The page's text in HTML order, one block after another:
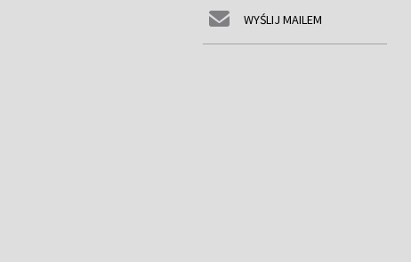
WYŚLIJ MAILEM